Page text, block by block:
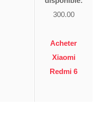
300.00
Acheter
Xiaomi
Redmi 6